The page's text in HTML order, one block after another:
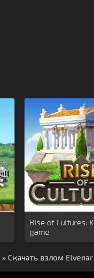
Rise of Cultures:
game
» Скачать взлом